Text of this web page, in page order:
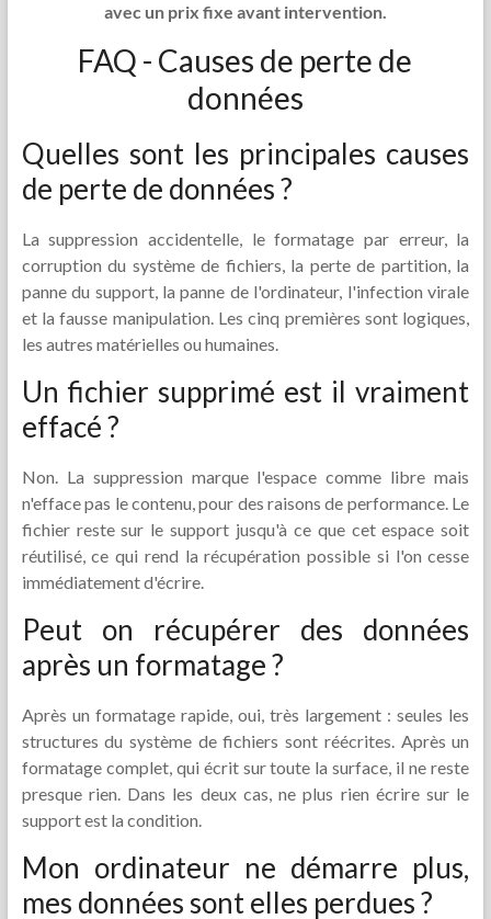
avec un prix fixe avant intervention.
FAQ - Causes de perte de
données
Quelles sont les principales causes
de perte de données ?
La suppression accidentelle, le formatage par erreur, la
corruption du système de fichiers, la perte de partition, la
panne du support, la panne de l'ordinateur, l'infection virale
et la fausse manipulation. Les cinq premières sont logiques,
les autres matérielles ou humaines.
Un fichier supprimé est il vraiment
effacé ?
Non. La suppression marque l'espace comme libre mais
n'efface pas le contenu, pour des raisons de performance. Le
fichier reste sur le support jusqu'à ce que cet espace soit
réutilisé, ce qui rend la récupération possible si l'on cesse
immédiatement d'écrire.
Peut on récupérer des données
après un formatage ?
Après un formatage rapide, oui, très largement : seules les
structures du système de fichiers sont réécrites. Après un
formatage complet, qui écrit sur toute la surface, il ne reste
presque rien. Dans les deux cas, ne plus rien écrire sur le
support est la condition.
Mon ordinateur ne démarre plus,
mes données sont elles perdues ?